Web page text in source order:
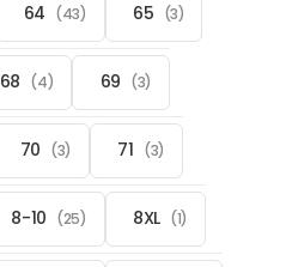
64 (43) 65 (3)
68 (4) 69 (3)
70 (3) 71 (3)
8-10 (25) 8XL (1)